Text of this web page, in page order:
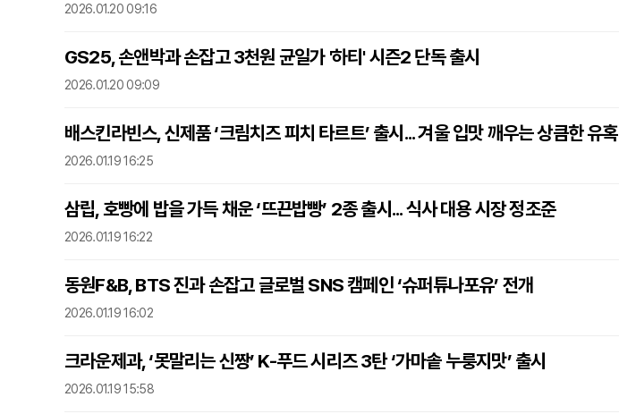
2026.01.20 09:16
GS25, 손앤박과 손잡고 3천원 균일가 '하티' 시즌2 단독 출시
2026.01.20 09:09
배스킨라빈스, 신제품 ‘크림치즈 피치 타르트’ 출시... 겨울 입맛 깨우는 상큼한 유혹
2026.01.19 16:25
삼립, 호빵에 밥을 가득 채운 ‘뜨끈밥빵’ 2종 출시... 식사 대용 시장 정조준
2026.01.19 16:22
동원F&B, BTS 진과 손잡고 글로벌 SNS 캠페인 ‘슈퍼튜나포유’ 전개
2026.01.19 16:02
크라운제과, ‘못말리는 신짱’ K-푸드 시리즈 3탄 ‘가마솥 누룽지맛’ 출시
2026.01.19 15:58